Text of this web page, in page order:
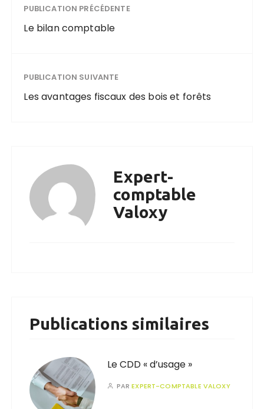
PUBLICATION PRÉCÉDENTE
Le bilan comptable
PUBLICATION SUIVANTE
Les avantages fiscaux des bois et forêts
Expert-
comptable
Valoxy
Publications similaires
Le CDD « d’usage »
PAREXPERT-COMPTABLE VALOXY